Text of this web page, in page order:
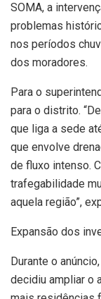
SOMA, a
problemas
nos períodos
dos moradores.
Para o
para o distrito.
que liga a sede
que envolve
de fluxo intenso.
trafegabilidade
aquela região”,
Expansão dos
Durante o
decidiu ampliar o